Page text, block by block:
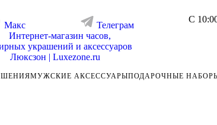
Макс Телеграм
С
МУЖСКИЕ АКСЕССУАРЫПОДАРОЧНЫЕ